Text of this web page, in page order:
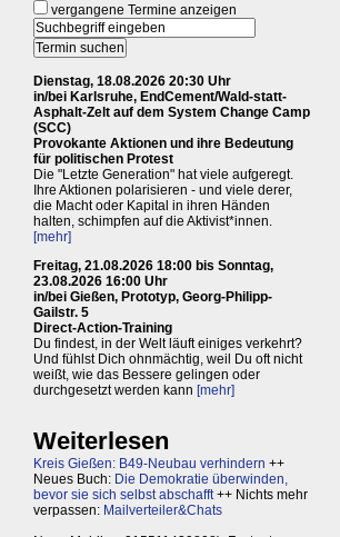
vergangene Termine anzeigen
Dienstag, 18.08.2026 20:30 Uhr
in/bei Karlsruhe, EndCement/Wald-statt-
Asphalt-Zelt auf dem System Change Camp
(SCC)
Provokante Aktionen und ihre Bedeutung
für politischen Protest
Die "Letzte Generation" hat viele aufgeregt.
Ihre Aktionen polarisieren - und viele derer,
die Macht oder Kapital in ihren Händen
halten, schimpfen auf die Aktivist*innen.
[mehr]
Freitag, 21.08.2026 18:00 bis Sonntag,
23.08.2026 16:00 Uhr
in/bei Gießen, Prototyp, Georg-Philipp-
Gailstr. 5
Direct-Action-Training
Du findest, in der Welt läuft einiges verkehrt?
Und fühlst Dich ohnmächtig, weil Du oft nicht
weißt, wie das Bessere gelingen oder
durchgesetzt werden kann [mehr]
Weiterlesen
Kreis Gießen: B49-Neubau verhindern ++
Neues Buch: Die Demokratie überwinden,
bevor sie sich selbst abschafft++ Nichts mehr
verpassen: Mailverteiler&Chats